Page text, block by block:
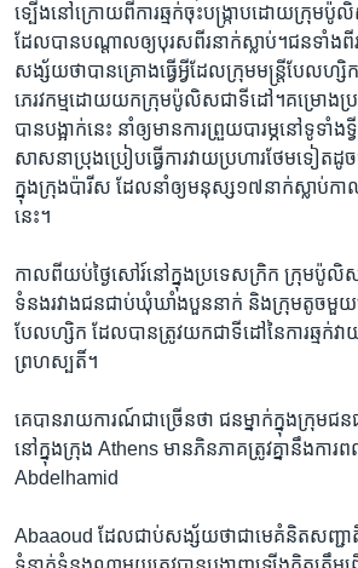
ទ្បើង​នៅ​ក្រោយ​ពី​ការ​ឆ្មក់​ចុះ​បង្រ្កាបដោយ​ក្រុម​
ដែល​បាន​បណ្តាល​ឲ្យ​បុរស​ពីរ​នាក់ស្លាប់។​ជន​ទាំង​ពី
សង្ស័យ​ថា​បានគ្រោង​ធ្វើ​អ្វី​ដែលក្រុម​មន្ត្រី​បែលហ្សិ
ភេរវកម្ម​ដោយ​យក​ក្រុម​ប៉ូលិស​ជា​ទី​ដៅ។គម្រោង​ប្រព្
បានបង្អាក់​នេះ​ នាំ​ឲ្យមាន​ការ​ព្រួយបារម្ភ​នៅទូទាំង​
សាសនា​ប្រុងប្រៀប​ធ្វើការ​វាយ​ប្រហារថែម​ទៀត​ដូច​
ក្នុង​ក្រុង​ប៉ារីស​ ដែល​នាំ​ឲ្យ​មនុស្ស​១៧​នាក់​ស្លាប់​កា
នេះ។
កាល​ពី​យប់​ថ្ងៃ​សៅរ៍​នៅ​ក្នុង​ប្រទេស​ក្រិក​ ក្រុម​ប៉ូលិស​
ទំនង​រវាង​ជន​ជាប់​ឃុំឃាំង​បួន​នាក់​ និង​ក្រុម​តូច​មួយ​
បែលហ្សិក​ ដែល​បាន​ត្រូវ​យក​ជា​ទី​ដៅ​នៃ​ការ​ឆ្មក់​វា
ព្រហស្បតិ៍។​
គេបាន​រាយការណ៍​ជា​ច្រើន​ថា ​ជន​ម្នាក់​ក្នុង​ក្រុ
នៅ​ក្នុង​ក្រុង Athens មាន​ភិន​ភាគ​ត្រូវ​គ្នា​នឹង​កា
Abdelhamid
Abaaoud ដែលជាប់​សង្ស័យ​ថាជា​មេគំនិត​សញ្ជា